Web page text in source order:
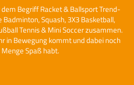
Begriff Racket & Ballsport Trend-
Squash, 3X3 Basketball,
Tennis & Mini Soccer zusammen.
in Bewegung kommt und dabei noch
Menge Spaß habt.